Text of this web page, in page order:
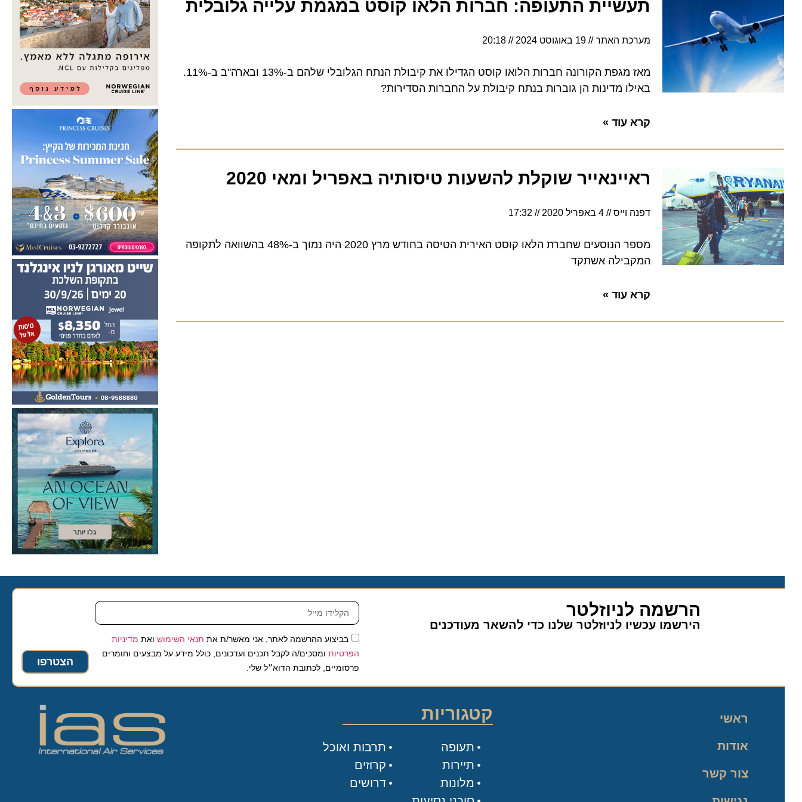
תעשיית התעופה: חברות הלאו קוסט במגמת עלייה גלובלית
מערכת האתר 19 באוגוסט 2024 20:18
מאז מגפת הקורונה חברות הלואו קוסט הגדילו את קיבולת הנתח הגלובלי שלהם ב-13% ובארה"ב ב-11%.
באילו מדינות הן גוברות בנתח קיבולת על החברות הסדירות?
קרא עוד »
ראיינאייר שוקלת להשעות טיסותיה באפריל ומאי 2020
דפנה וייס 4 באפריל 2020 17:32
מספר הנוסעים שחברת הלאו קוסט האירית הטיסה בחודש מרץ 2020 היה נמוך ב-48% בהשוואה לתקופה
המקבילה אשתקד
קרא עוד »
הרשמה לניוזלטר
הירשמו עכשיו לניוזלטר שלנו כדי להשאר מעודכנים
בביצוע ההרשמה לאתר, אני מאשר/ת אתתנאי השימושואת מדיניות
הפרטיותומסכים/ה לקבל תכנים ועדכונים, כולל מידע על מבצעים וחומרים
פרסומיים, לכתובת הדוא״ל שלי.
הצטרפו
ראשי
אודות
צור קשר
קטגוריות
תעופה
תיירות
מלונות
תרבות ואוכל
קרוזים
דרושים